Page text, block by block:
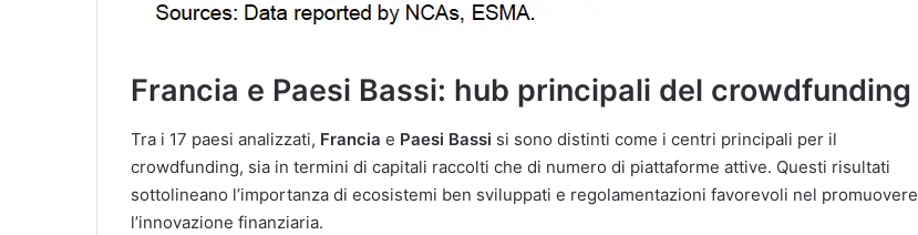
Francia e Paesi Bassi: hub principali del crowdfunding
Tra i 17 paesi analizzati, Francia e Paesi Bassi si sono distinti come i centri principali per il
crowdfunding, sia in termini di capitali raccolti che di numero di piattaforme attive. Questi risultati
sottolineano l’importanza di ecosistemi ben sviluppati e regolamentazioni favorevoli nel promuovere
l’innovazione finanziaria.